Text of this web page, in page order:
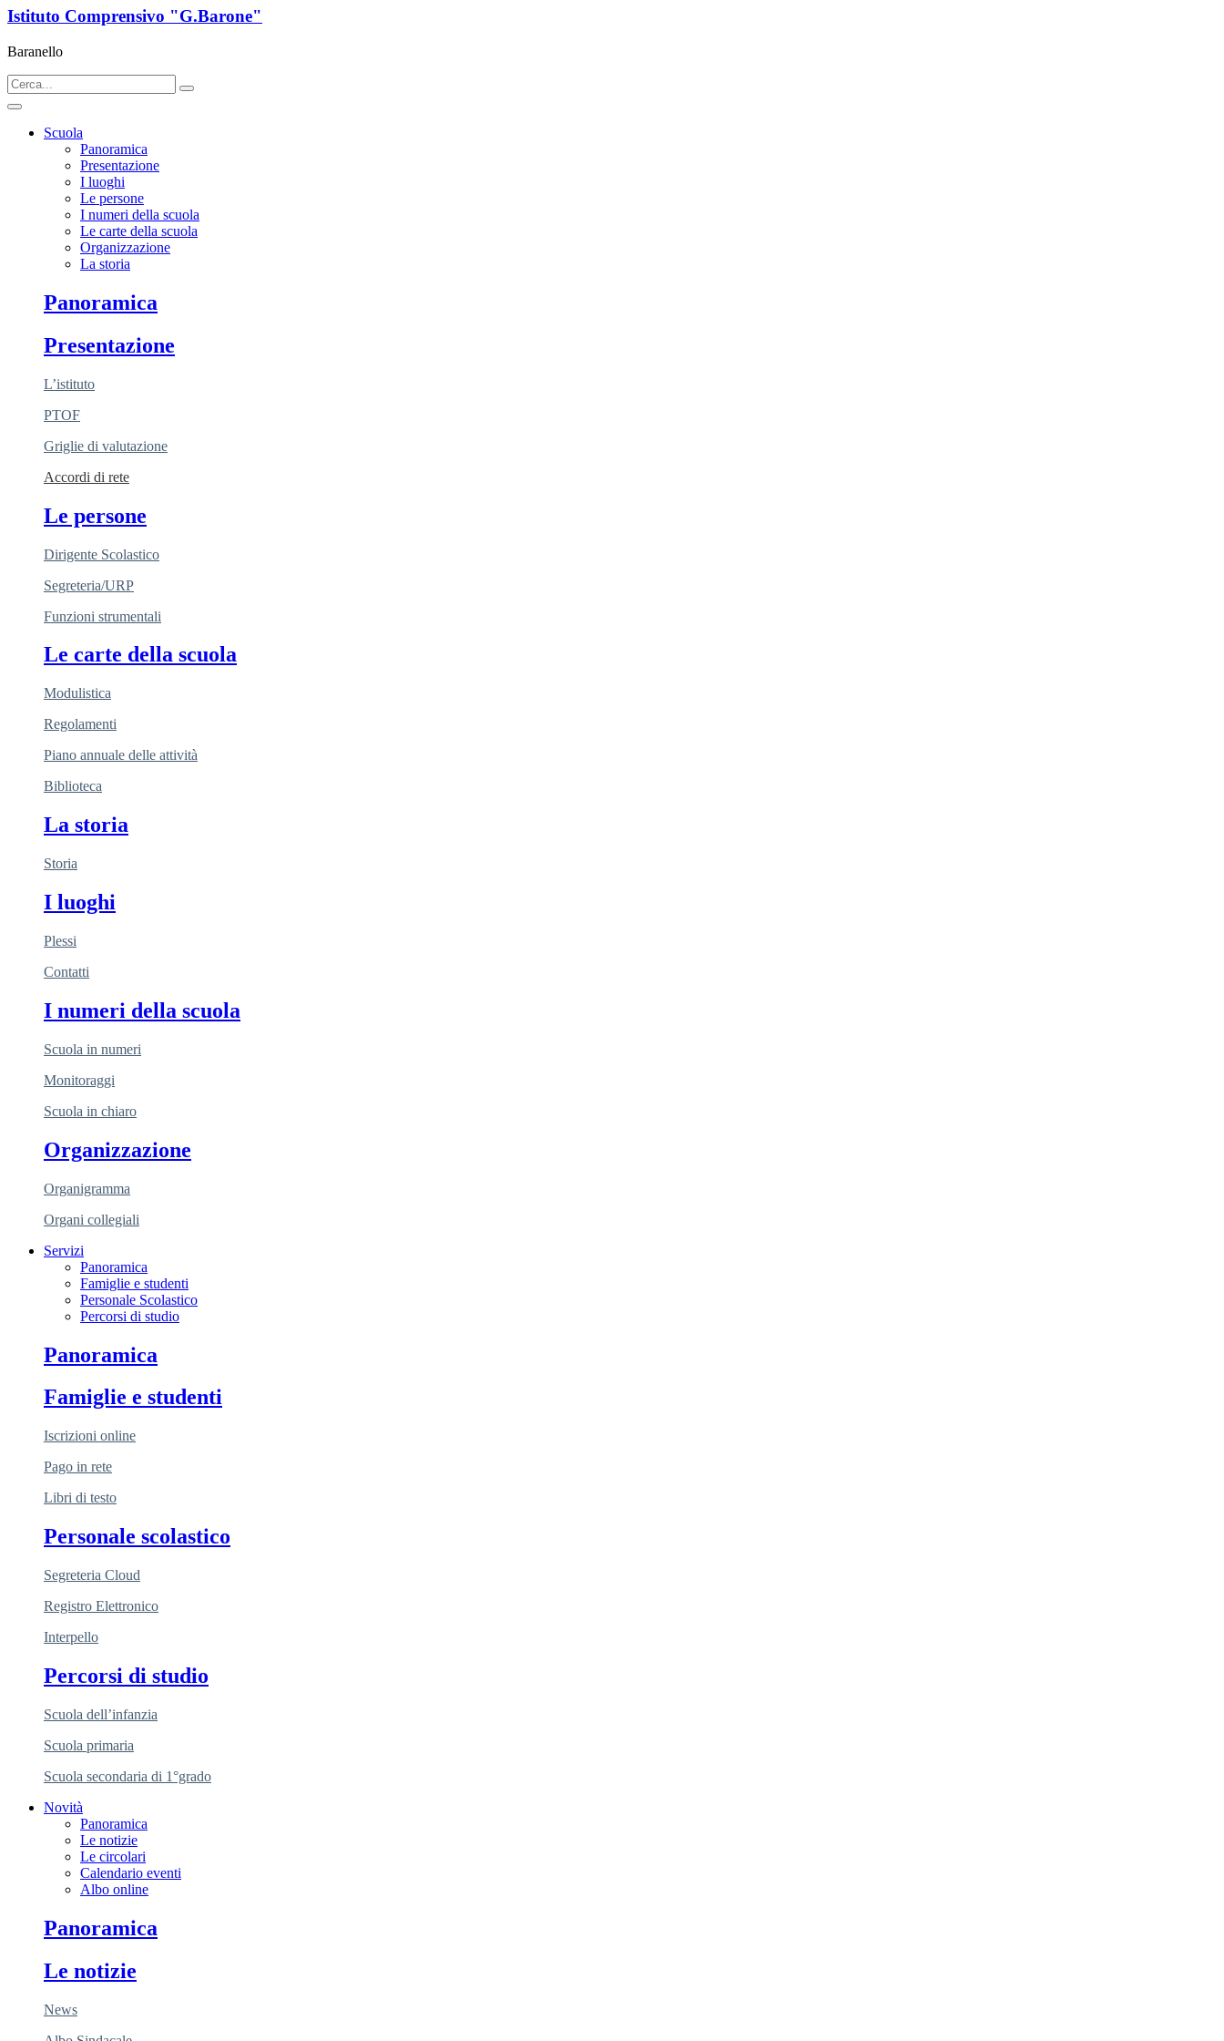
Istituto Comprensivo "G.Barone"
Baranello
Scuola
Panoramica
Presentazione
I luoghi
Le persone
I numeri della scuola
Le carte della scuola
Organizzazione
La storia
Panoramica
Presentazione
L’istituto
PTOF
Griglie di valutazione
Accordi di rete
Le persone
Dirigente Scolastico
Segreteria/URP
Funzioni strumentali
Le carte della scuola
Modulistica
Regolamenti
Piano annuale delle attività
Biblioteca
La storia
Storia
I luoghi
Plessi
Contatti
I numeri della scuola
Scuola in numeri
Monitoraggi
Scuola in chiaro
Organizzazione
Organigramma
Organi collegiali
Servizi
Panoramica
Famiglie e studenti
Personale Scolastico
Percorsi di studio
Panoramica
Famiglie e studenti
Iscrizioni online
Pago in rete
Libri di testo
Personale scolastico
Segreteria Cloud
Registro Elettronico
Interpello
Percorsi di studio
Scuola dell’infanzia
Scuola primaria
Scuola secondaria di 1°grado
Novità
Panoramica
Le notizie
Le circolari
Calendario eventi
Albo online
Panoramica
Le notizie
News